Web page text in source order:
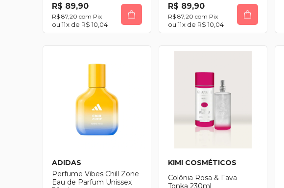
R$ 89,90
R$ 87,20 com Pix
11x de R$ 10,04
R$ 89,90
R$ 87,20 com Pix
11x de R$ 10,04
ADIDAS
Perfume Vibes Chill Zone
Eau de Parfum Unissex
KIMI COSMÉTICOS
Colônia Rosa & Fava
Tonka 230ml